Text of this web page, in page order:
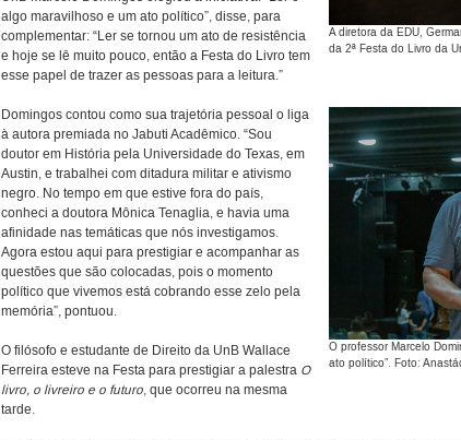
A diretora da EDU,
da 2ª Festa do Livro da
algo maravilhoso e um ato político”, disse, para
complementar: “Ler se tornou um ato de resistência
e hoje se lê muito pouco, então a Festa do Livro tem
esse papel de trazer as pessoas para a leitura.”
O professor Marcelo
ato político”. Foto:
Domingos contou como sua trajetória pessoal o liga
à autora premiada no Jabuti Acadêmico. “Sou
doutor em História pela Universidade do Texas, em
Austin, e trabalhei com ditadura militar e ativismo
negro. No tempo em que estive fora do país,
conheci a doutora Mônica Tenaglia, e havia uma
afinidade nas temáticas que nós investigamos.
Agora estou aqui para prestigiar e acompanhar as
questões que são colocadas, pois o momento
político que vivemos está cobrando esse zelo pela
memória”, pontuou.
O filósofo e estudante de Direito da UnB Wallace
Ferreira esteve na Festa para prestigiar a palestra O
livro, o livreiro e o futuro, que ocorreu na mesma
tarde.